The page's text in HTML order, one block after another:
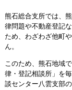
熊石総合支所では、
律問題や不動産登記
ため、わざわざ他町
ん。
このため、熊石地域
律・登記相談所」を
談センター八雲支部